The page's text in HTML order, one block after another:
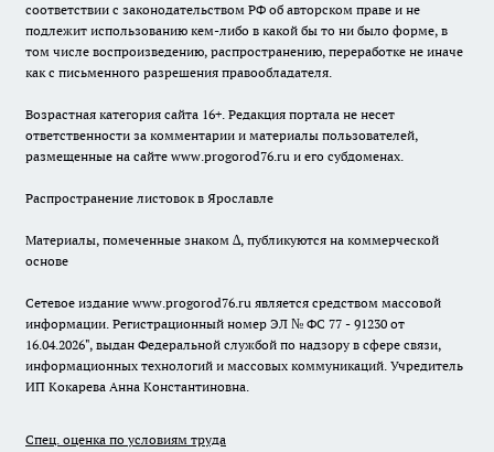
соответствии с законодательством РФ об авторском праве и не
подлежит использованию кем-либо в какой бы то ни было форме, в
том числе воспроизведению, распространению, переработке не иначе
как с письменного разрешения правообладателя.
Возрастная категория сайта 16+. Редакция портала не несет
ответственности за комментарии и материалы пользователей,
размещенные на сайте www.progorod76.ru и его субдоменах.
Распространение листовок в Ярославле
Материалы, помеченные знаком ∆, публикуются на коммерческой
основе
Сетевое издание www.progorod76.ru является средством массовой
информации. Регистрационный номер ЭЛ № ФС 77 - 91230 от
16.04.2026", выдан Федеральной службой по надзору в сфере связи,
информационных технологий и массовых коммуникаций. Учредитель
ИП Кокарева Анна Константиновна.
Спец. оценка по условиям труда